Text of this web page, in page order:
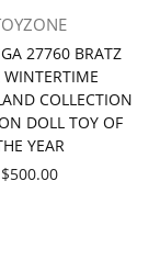
27760 BRATZ
WINTERTIME
COLLECTION
DOLL TOY OF
YEAR
價
$500.00